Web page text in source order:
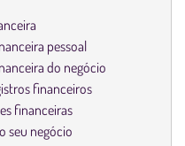
pessoal
do negócio
financeiros
financeiras
seu negócio